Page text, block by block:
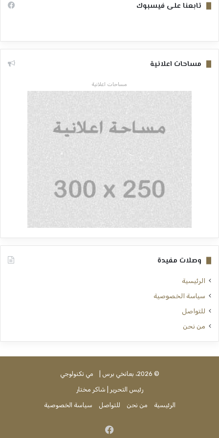
تابعنا على فيسبوك
مساحات اعلانية
مساحات اعلانية
وصلات مفيدة
الرئيسية
سياسة الخصوصية
للتواصل
من نحن
© 2026، بعانخي برس | مي تكنولوجي
رئيس التحرير | شاكر مختار
الرئيسية من نحن للتواصل سياسة الخصوصية